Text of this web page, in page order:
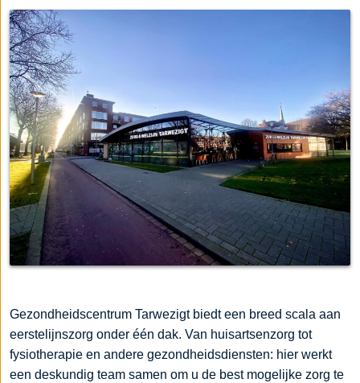
Gezondheidscentrum Tarwezigt biedt een breed scala aan
eerstelijnszorg onder één dak. Van huisartsenzorg tot
fysiotherapie en andere gezondheidsdiensten: hier werkt
een deskundig team samen om u de best mogelijke zorg te